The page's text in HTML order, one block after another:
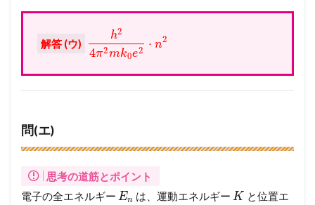
解答 (ウ)
h2
4π2mk0e2 ⋅ n2
問(エ)
思考の道筋とポイント
電子の全エネルギー En は、運動エネルギー K と位置エ